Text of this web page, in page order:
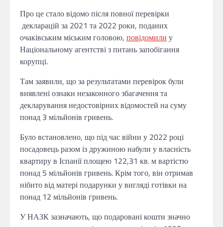
Про це стало відомо після повної перевірки
декларацій за 2021 та 2022 роки, поданих
очаківським міським головою, повідомили у
Національному агентстві з питань запобігання
корупці.
Там заявили, що за результатами перевірок були
виявлені ознаки незаконного збагачення та
декларування недостовірних відомостей на суму
понад 3 мільйонів гривень.
Було встановлено, що під час війни у 2022 році
посадовець разом із дружиною набули у власність
квартиру в Іспанії площею 122,31 кв. м вартістю
понад 5 мільйонів гривень. Крім того, він отримав
нібито від матері подарунки у вигляді готівки на
понад 12 мільйонів гривень.
У НАЗК зазначають, що подаровані кошти значно